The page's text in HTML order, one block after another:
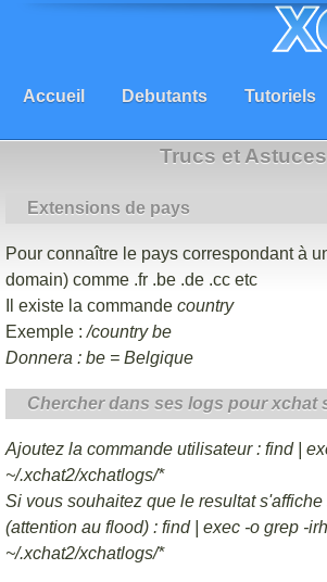
Accueil Debutants Tutoriels
Trucs et Astuces
Extensions de pays
Pour connaître le pays correspondant à
domain) comme .fr .be .de .cc etc
Il existe la commande country
Exemple :/country be
Donnera : be = Belgique
Chercher dans ses logs pour xchat
Ajoutez la commande utilisateur : find |
~/.xchat2/xchatlogs/*
Si vous souhaitez que le resultat s'affiche
(attention au flood) : find | exec -o grep -
~/.xchat2/xchatlogs/*